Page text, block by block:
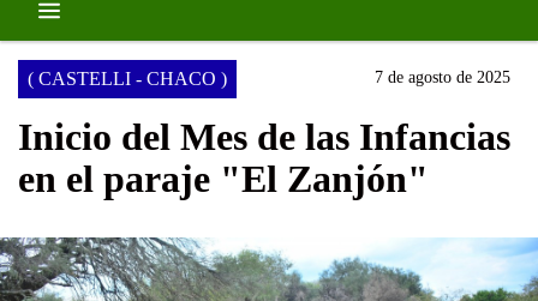
( CASTELLI - CHACO ) 7 de agosto de 2025
Inicio del Mes de las Infancias
en el paraje "El Zanjón"